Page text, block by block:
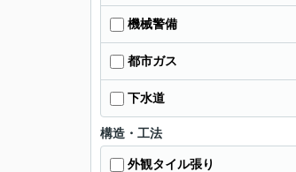
機械警備
都市ガス
下水道
構造・工法
外観タイル張り